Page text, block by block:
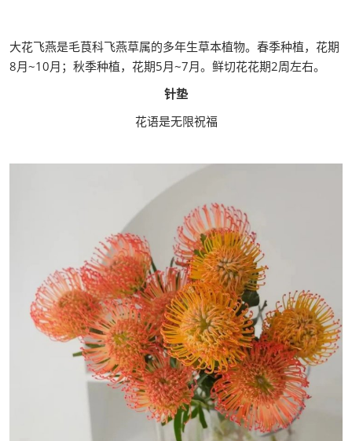
大花飞燕是毛茛科飞燕草属的多年生草本植物。春季种植，花期
8月~10月；秋季种植，花期5月~7月。鲜切花花期2周左右。
针垫
花语是无限祝福